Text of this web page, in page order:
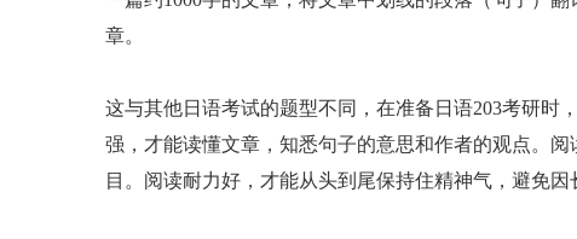
章。
这与其他日语考试的题型不同，在准备日语203考研时
强，才能读懂文章，知悉句子的意思和作者的观点。
目。阅读耐力好，才能从头到尾保持住精神气，避免